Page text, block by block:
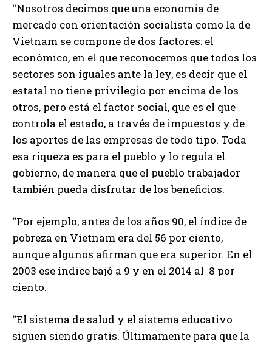
“Nosotros decimos que una economía de
mercado con orientación socialista como la de
Vietnam se compone de dos factores: el
económico, en el que reconocemos que todos los
sectores son iguales ante la ley, es decir que el
estatal no tiene privilegio por encima de los
otros, pero está el factor social, que es el que
controla el estado, a través de impuestos y de
los aportes de las empresas de todo tipo. Toda
esa riqueza es para el pueblo y lo regula el
gobierno, de manera que el pueblo trabajador
también pueda disfrutar de los beneficios.
“Por ejemplo, antes de los años 90, el índice de
pobreza en Vietnam era del 56 por ciento,
aunque algunos afirman que era superior. En el
2003 ese índice bajó a 9 y en el 2014 al 8 por
ciento.
“El sistema de salud y el sistema educativo
siguen siendo gratis. Últimamente para que la